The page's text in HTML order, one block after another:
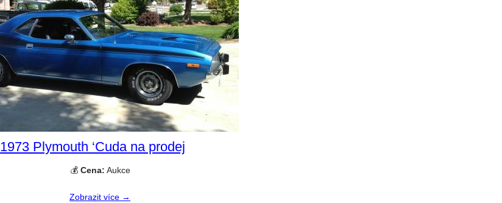
1973 Plymouth ‘Cuda na prodej
💰 Cena: Aukce
Zobrazit více →